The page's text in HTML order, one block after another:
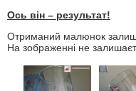
Ось він – результат!
Отриманий малюнок
На зображенні не